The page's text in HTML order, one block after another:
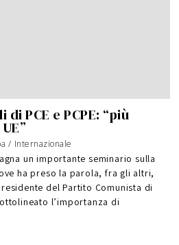
PCE e PCPE: “più
/ Internazionale
un importante seminario sulla
ha preso la parola, fra gli altri,
del Partito Comunista di
l’importanza di